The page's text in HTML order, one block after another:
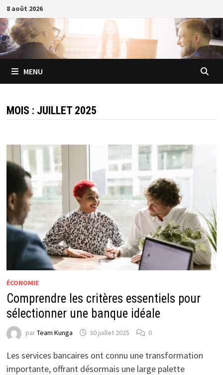
Passer
au
contenu
8 août 2026
MENU
MOIS : JUILLET 2025
ÉCONOMIE
Comprendre les critères essentiels pour
sélectionner une banque idéale
parTeam Kunga 30 juillet 2025 0
Les services bancaires ont connu une transformation
importante, offrant désormais une large palette